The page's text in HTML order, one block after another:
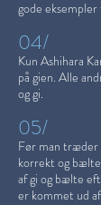
gode
04/
Kun Ashihara
på gien. Alle
og gi.
05/
Før man træder
korrekt og
af gi og bælte
er kommet ud